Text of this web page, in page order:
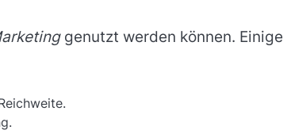
genutzt werden können. Einige